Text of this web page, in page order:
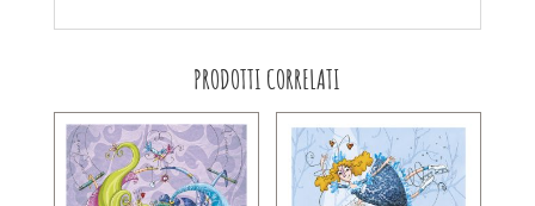
PRODOTTI CORRELATI